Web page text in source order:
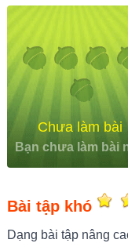
Chưa làm bài
Bạn chưa làm bài
Bài tập khó
Dạng bài tập nâng